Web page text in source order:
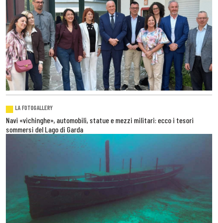
LA FOTOGALLERY
Navi «vichinghe», automobili, statue e mezzi militari: ecco i tesori
sommersi del Lago di Garda